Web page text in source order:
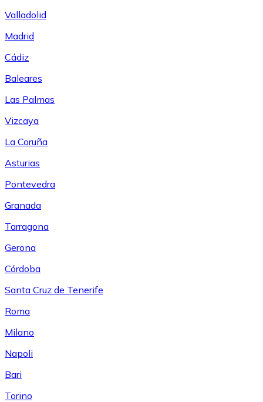
Valladolid
Madrid
Cádiz
Baleares
Las Palmas
Vizcaya
La Coruña
Asturias
Pontevedra
Granada
Tarragona
Gerona
Córdoba
Santa Cruz de Tenerife
Roma
Milano
Napoli
Bari
Torino